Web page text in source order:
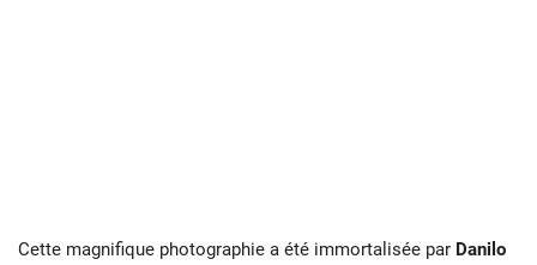
Cette magnifique photographie a été immortalisée par Danilo